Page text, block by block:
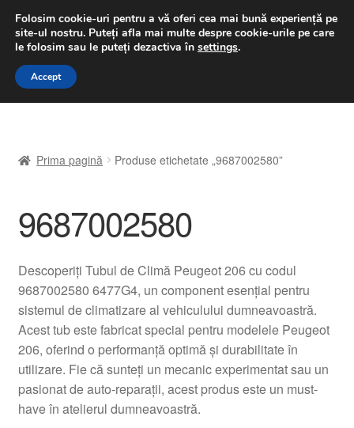
LIVRARE de la 33 lei
luni-vineri 9 a.m. - 4 p.m.031 229 6816
Sari
Sari
A lua legatura
Contul meu
Despre noi
Finalizare comandă
Livrare
Prima pagină Produse etichetate „9687002580”
9687002580
Descoperiți Tubul de Climă Peugeot 206 cu codul
9687002580 6477G4, un component esențial pentru
sistemul de climatizare al vehiculului dumneavoastră.
Acest tub este fabricat special pentru modelele Peugeot
206, oferind o performanță optimă și durabilitate în
utilizare. Fie că sunteți un mecanic experimentat sau un
pasionat de auto-reparații, acest produs este un must-
have în atelierul dumneavoastră.
Folosim cookie-uri pentru a vă oferi cea mai bună experiență pe
site-ul nostru. Puteți afla mai multe despre cookie-urile pe care
le folosim sau le puteți dezactiva în settings.
Accept